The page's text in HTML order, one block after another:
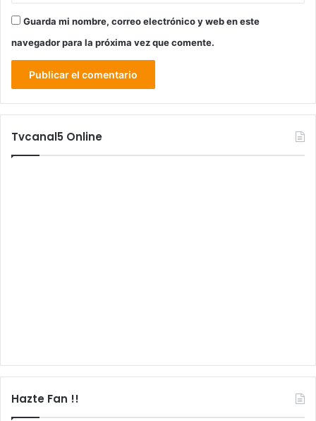
Guarda mi nombre, correo electrónico y web en este
navegador para la próxima vez que comente.
Tvcanal5 Online
Hazte Fan !!